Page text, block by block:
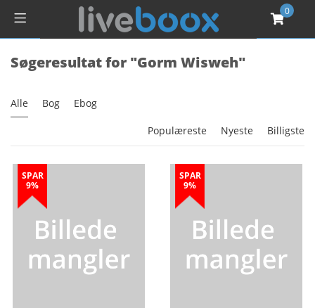
0
Søgeresultat for "Gorm Wisweh"
Alle Bog Ebog
Populæreste Nyeste Billigste
SPAR
9%
SPAR
9%